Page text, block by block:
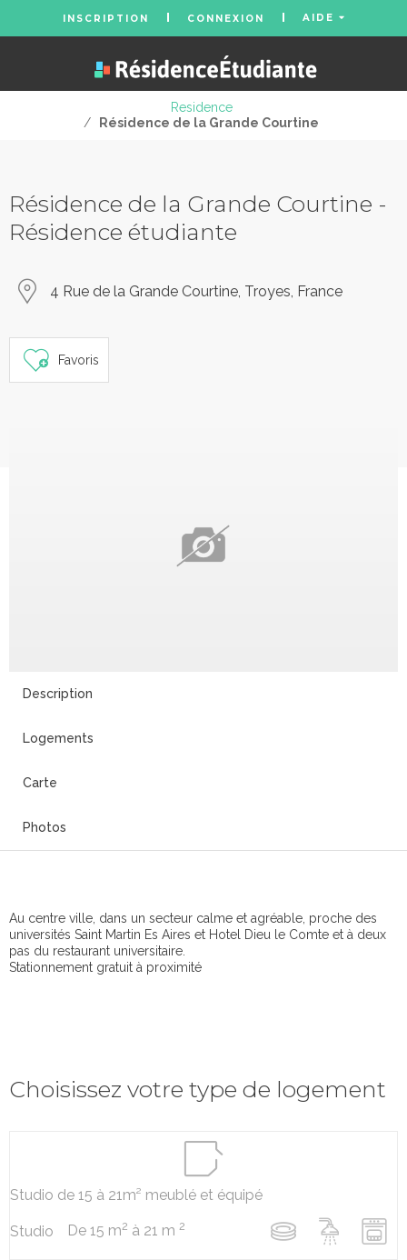
INSCRIPTION CONNEXION AIDE
Residence
/
Résidence de la Grande Courtine
Résidence de la Grande Courtine -
Résidence étudiante
4 Rue de la Grande Courtine, Troyes, France
Favoris
Description
Logements
Carte
Photos
Au centre ville, dans un secteur calme et agréable, proche des
universités Saint Martin Es Aires et Hotel Dieu le Comte et à deux
pas du restaurant universitaire.
Stationnement gratuit à proximité
Choisissez votre type de logement
Studio de 15 à 21m² meublé et équipé
Studio De 15 m2 à 21 m 2